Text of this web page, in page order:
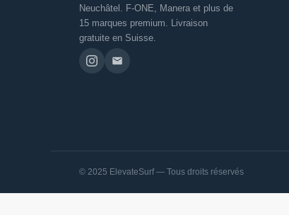
Neuchâtel. F-ONE, Manera et plus de
15 marques premium. Livraison
gratuite en Suisse.
© 2025 ElevateSurf — Tous droits réservés